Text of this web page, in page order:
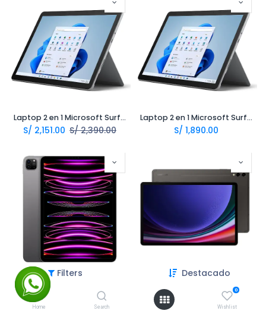
Filters Destacado
Home Search
0
Wishlist
Laptop 2 en 1 Microsoft Surface Go 3 Intel Pentium 10.5 8Gb 128Gb
S/ 2,151.00 S/2,390.00
Laptop 2 en 1 Microsoft Surface Go 2 Intel M3 10.5 8Gb 128Gb LTE
S/ 1,890.00
S/